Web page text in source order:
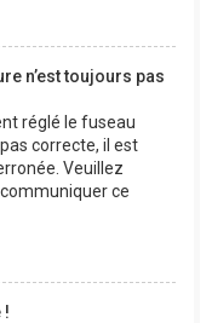
n’est toujours pas
réglé le fuseau
correcte, il est
Veuillez
ce
!